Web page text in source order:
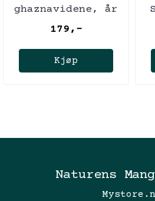
ghaznavidene, år
1053-1059
179,-
Kjøp
Naturens